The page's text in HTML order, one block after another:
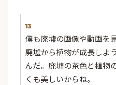
13
僕も廃墟の画像や動画を
廃墟から植物が成長しよ
んだ。廃墟の茶色と植物
くも美しいからね。